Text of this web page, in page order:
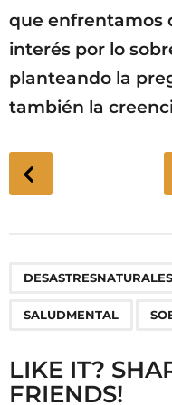
que enfrentamos
interés por lo
planteando la
también la
P
o
g
n
a
DESASTRESNATURALES
SALUDMENTAL
LIKE IT?
FRIENDS!